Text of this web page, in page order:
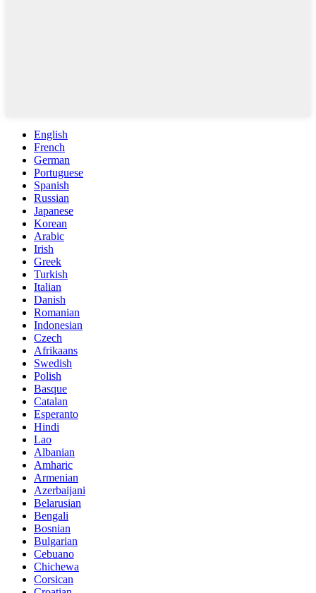
English
French
German
Portuguese
Spanish
Russian
Japanese
Korean
Arabic
Irish
Greek
Turkish
Italian
Danish
Romanian
Indonesian
Czech
Afrikaans
Swedish
Polish
Basque
Catalan
Esperanto
Hindi
Lao
Albanian
Amharic
Armenian
Azerbaijani
Belarusian
Bengali
Bosnian
Bulgarian
Cebuano
Chichewa
Corsican